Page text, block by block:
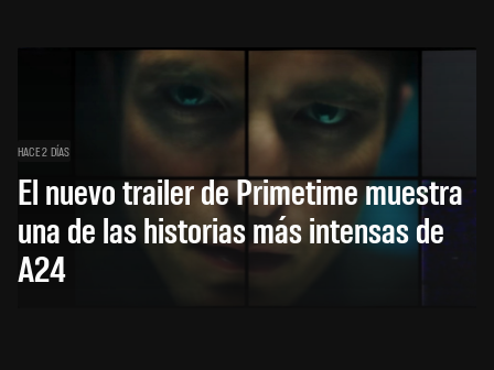
HACE 2 DÍAS
El nuevo trailer de Primetime muestra
una de las historias más intensas de
A24